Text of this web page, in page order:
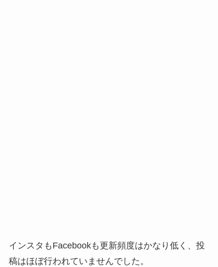
インスタもFacebookも更新頻度はかなり低く、投
稿はほぼ行われていませんでした。